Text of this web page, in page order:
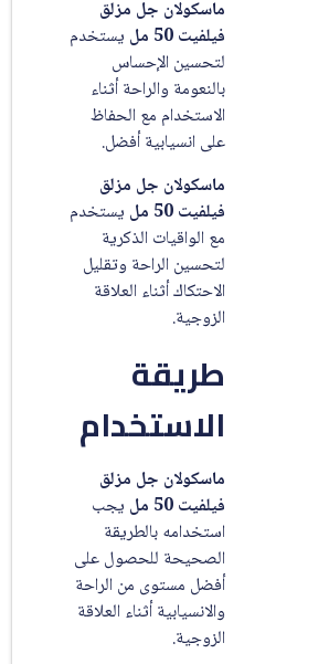
ماسكولان جل مزلق
يستخدم
لتحسين الإحساس
بالنعومة والراحة أثناء
الاستخدام مع الحفاظ
على انسيابية أفضل.
ماسكولان جل مزلق
يستخدم
مع الواقيات الذكرية
لتحسين الراحة وتقليل
الاحتكاك أثناء العلاقة
طريقة
الاستخدام
ماسكولان جل مزلق
يجب
استخدامه بالطريقة
الصحيحة للحصول على
أفضل مستوى من الراحة
والانسيابية أثناء العلاقة